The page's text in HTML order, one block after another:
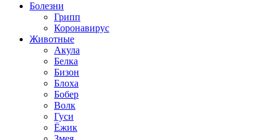
Болезни
Грипп
Коронавирус
Животные
Акула
Белка
Бизон
Блоха
Бобер
Волк
Гуси
Ёжик